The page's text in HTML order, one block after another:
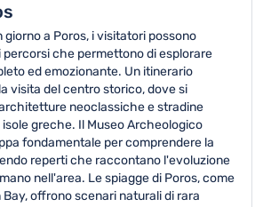
giorno a Poros, i visitatori possono
che permettono di esplorare
ed emozionante. Un itinerario
visita del centro storico, dove si
neoclassiche e stradine
greche. Il Museo Archeologico
fondamentale per comprendere la
reperti che raccontano l'evoluzione
nell'area. Le spiagge di Poros, come
Bay, offrono scenari naturali di rara